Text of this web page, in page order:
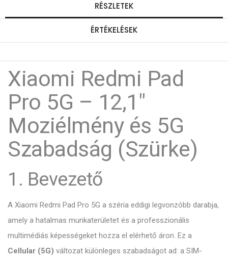
RÉSZLETEK
ÉRTÉKELÉSEK
Xiaomi Redmi Pad
Pro 5G – 12,1"
Moziélmény és 5G
Szabadság (Szürke)
1. Bevezető
A Xiaomi Redmi Pad Pro 5G a széria eddigi legvonzóbb darabja,
amely a hatalmas munkaterületet és a professzionális
multimédiás képességeket hozza el elérhető áron. Ez a
Cellular (5G) változat különleges szabadságot ad: a SIM-